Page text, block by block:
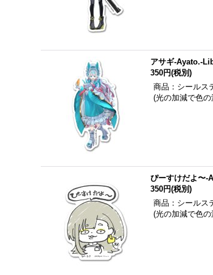
アサギ-Ayato.-
350円(税別)
商品：シールス
(光の加減で色の
ぴーすけだよ〜-
350円(税別)
商品：シールス
(光の加減で色の